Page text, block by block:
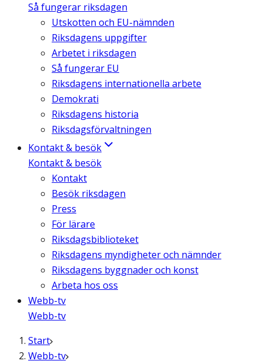
Så fungerar riksdagen
Utskotten och EU-nämnden
Riksdagens uppgifter
Arbetet i riksdagen
Så fungerar EU
Riksdagens internationella arbete
Demokrati
Riksdagens historia
Riksdagsförvaltningen
Kontakt & besök
Kontakt & besök
Kontakt
Besök riksdagen
Press
För lärare
Riksdagsbiblioteket
Riksdagens myndigheter och nämnder
Riksdagens byggnader och konst
Arbeta hos oss
Webb-tv
Webb-tv
Start
Webb-tv